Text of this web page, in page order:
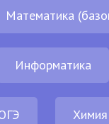
Математика
Информатика